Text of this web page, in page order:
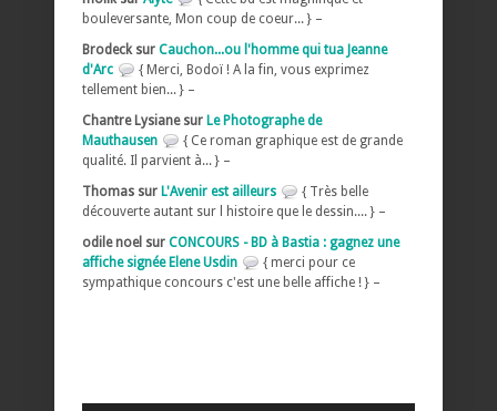
bouleversante, Mon coup de coeur... } –
Brodeck sur Cauchon...ou l'homme qui tua Jeanne
d'Arc
{ Merci, Bodoï ! A la fin, vous exprimez
tellement bien... } –
Chantre Lysiane sur Le Photographe de
Mauthausen
{ Ce roman graphique est de grande
qualité. Il parvient à... } –
Thomas sur L'Avenir est ailleurs
{ Très belle
découverte autant sur l histoire que le dessin.... } –
odile noel sur CONCOURS - BD à Bastia : gagnez une
affiche signée Elene Usdin
{ merci pour ce
sympathique concours c'est une belle affiche ! } –